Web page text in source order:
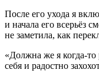
После его ухода я
и начала его всерьёз
не заметила, как
«Должна же я когда-то
себя и радостно